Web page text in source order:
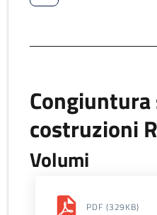
costruzioni
Volumi
PDF (329KB)